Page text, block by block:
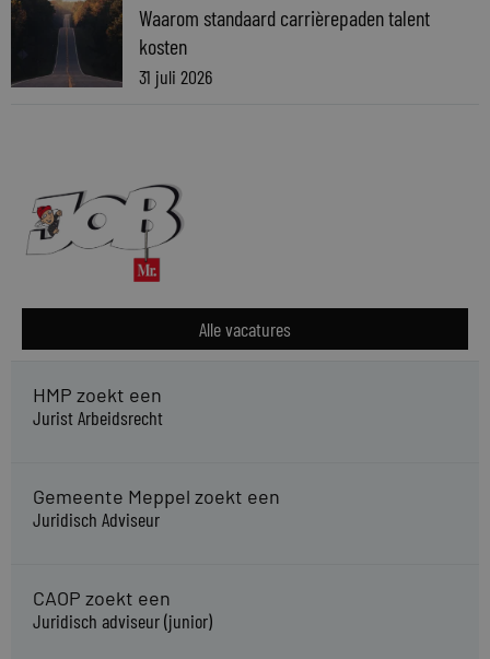
Waarom standaard carrièrepaden talent
kosten
31 juli 2026
Alle vacatures
HMP zoekt een
Jurist Arbeidsrecht
Gemeente Meppel zoekt een
Juridisch Adviseur
CAOP zoekt een
Juridisch adviseur (junior)